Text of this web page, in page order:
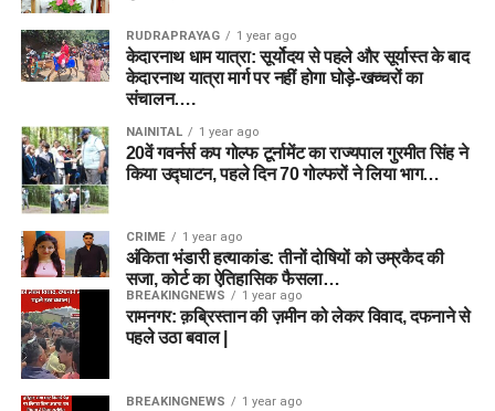
RUDRAPRAYAG 1 year ago
केदारनाथ धाम यात्रा: सूर्योदय से पहले और सूर्यास्त के बाद
केदारनाथ यात्रा मार्ग पर नहीं होगा घोड़े-खच्चरों का
संचालन….
NAINITAL 1 year ago
20वें गवर्नर्स कप गोल्फ टूर्नामेंट का राज्यपाल गुरमीत सिंह ने
किया उद्घाटन, पहले दिन 70 गोल्फरों ने लिया भाग…
CRIME 1 year ago
अंकिता भंडारी हत्याकांड: तीनों दोषियों को उम्रकैद की
सजा, कोर्ट का ऐतिहासिक फैसला…
BREAKINGNEWS 1 year ago
रामनगर: क़ब्रिस्तान की ज़मीन को लेकर विवाद, दफनाने से
पहले उठा बवाल |
BREAKINGNEWS 1 year ago